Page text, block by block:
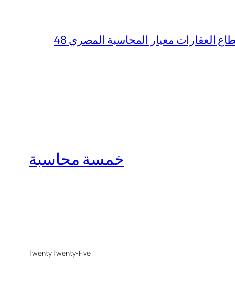
العقارات معيار المحاسبة المصري 48
خمسة محاسبة
Twenty Twenty-Five